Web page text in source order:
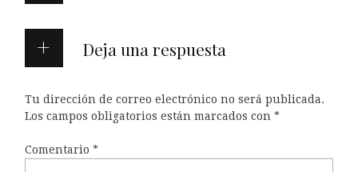
Deja una respuesta
Tu dirección de correo electrónico no será publicada.
Los campos obligatorios están marcados con *
Comentario *